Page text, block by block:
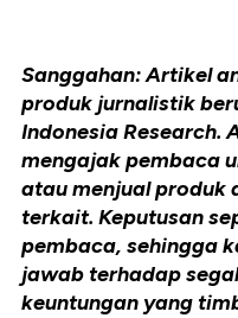
Sanggahan: Artikel
produk jurnalistik
Indonesia Research.
mengajak pembaca
atau menjual produk
terkait. Keputusan
pembaca, sehingga
jawab terhadap
keuntungan yang